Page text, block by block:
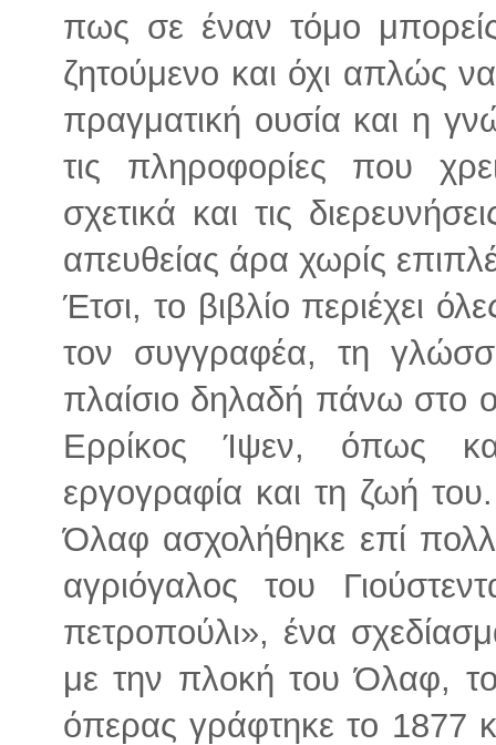
πως σε έναν τόμο
ζητούμενο και όχι απλώς
πραγματική ουσία και η
τις πληροφορίες που
σχετικά και τις
απευθείας άρα χωρίς
Έτσι, το βιβλίο περιέχει
τον συγγραφέα, τη
πλαίσιο δηλαδή πάνω στο
Ερρίκος Ίψεν, όπως
εργογραφία και τη ζωή του.
Όλαφ ασχολήθηκε επί
αγριόγαλος του
πετροπούλι», ένα
με την πλοκή του Όλαφ,
όπερας γράφτηκε το 1877